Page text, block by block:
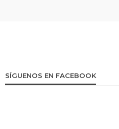
SÍGUENOS EN FACEBOOK